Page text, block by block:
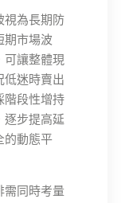
視為長期防
期市場波
可讓整體現
低迷時賣出
階段性增持
逐步提高延
的動態平
需同時考量